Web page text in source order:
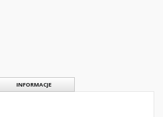
INFORMACJE